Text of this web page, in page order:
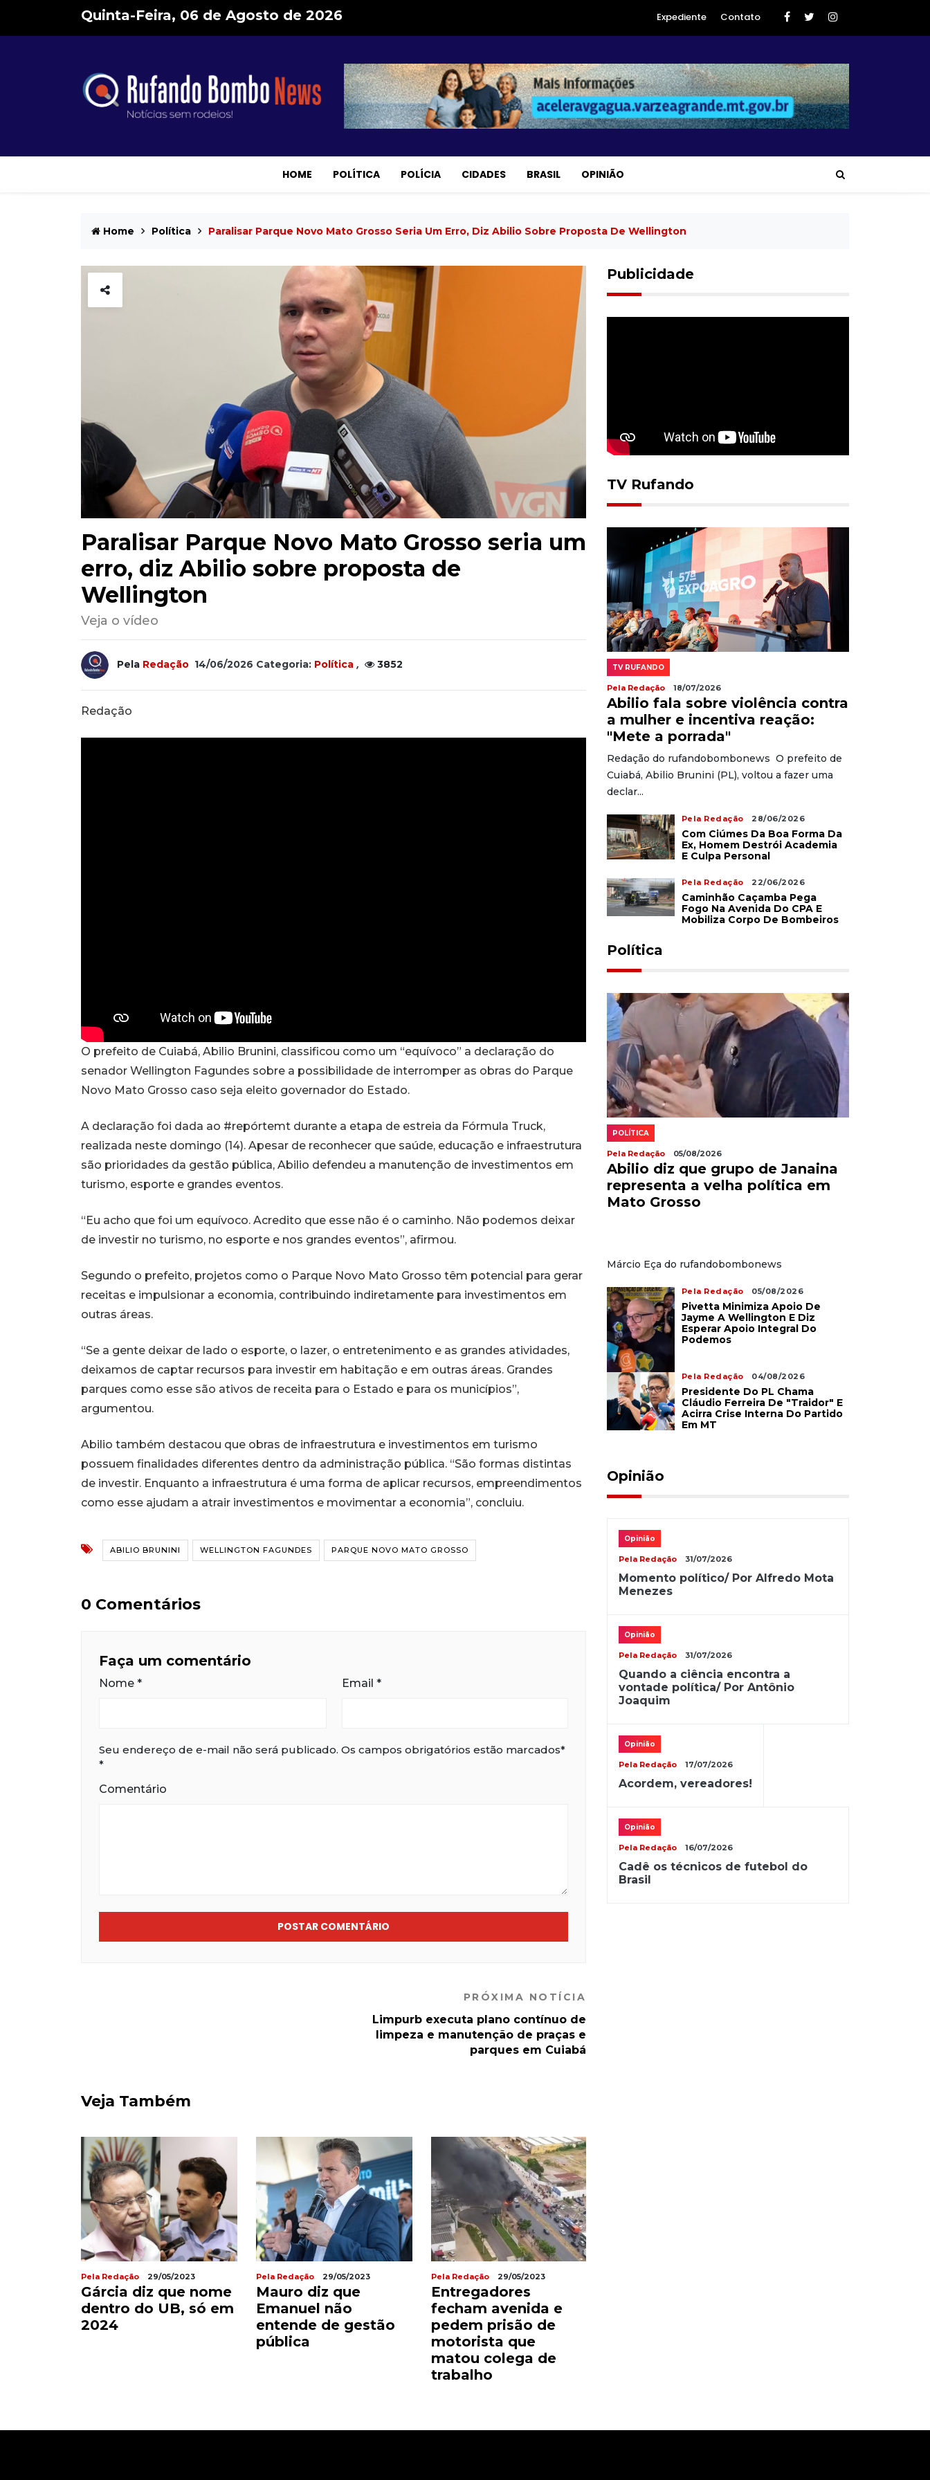
Quinta-Feira, 06 de Agosto de 2026 Expediente Contato
HOME POLÍTICA POLÍCIA CIDADES BRASIL OPINIÃO
Home Política Paralisar Parque Novo Mato Grosso Seria Um Erro, Diz Abilio Sobre Proposta De Wellington
Paralisar Parque Novo Mato Grosso seria um
erro, diz Abilio sobre proposta de
Wellington
Veja o vídeo
Pela Redação 14/06/2026 Categoria: Política , 3852
Redação
O prefeito de Cuiabá, Abilio Brunini, classificou como um “equívoco” a declaração do
senador Wellington Fagundes sobre a possibilidade de interromper as obras do Parque
Novo Mato Grosso caso seja eleito governador do Estado.
A declaração foi dada ao #repórtemt durante a etapa de estreia da Fórmula Truck,
realizada neste domingo (14). Apesar de reconhecer que saúde, educação e infraestrutura
são prioridades da gestão pública, Abilio defendeu a manutenção de investimentos em
turismo, esporte e grandes eventos.
“Eu acho que foi um equívoco. Acredito que esse não é o caminho. Não podemos deixar
de investir no turismo, no esporte e nos grandes eventos”, afirmou.
Segundo o prefeito, projetos como o Parque Novo Mato Grosso têm potencial para gerar
receitas e impulsionar a economia, contribuindo indiretamente para investimentos em
outras áreas.
“Se a gente deixar de lado o esporte, o lazer, o entretenimento e as grandes atividades,
deixamos de captar recursos para investir em habitação e em outras áreas. Grandes
parques como esse são ativos de receita para o Estado e para os municípios”,
argumentou.
Abilio também destacou que obras de infraestrutura e investimentos em turismo
possuem finalidades diferentes dentro da administração pública. “São formas distintas
de investir. Enquanto a infraestrutura é uma forma de aplicar recursos, empreendimentos
como esse ajudam a atrair investimentos e movimentar a economia”, concluiu.
ABILIO BRUNINI WELLINGTON FAGUNDES PARQUE NOVO MATO GROSSO
0 Comentários
Faça um comentário
Nome * Email *
Seu endereço de e-mail não será publicado. Os campos obrigatórios estão marcados*
*
Comentário
POSTAR COMENTÁRIO
PRÓXIMA NOTÍCIA
Limpurb executa plano contínuo de
limpeza e manutenção de praças e
parques em Cuiabá
Veja Também
Pela Redação 29/05/2023
Gárcia diz que nome
dentro do UB, só em
2024
Pela Redação 29/05/2023
Mauro diz que
Emanuel não
entende de gestão
pública
Pela Redação 29/05/2023
Entregadores
fecham avenida e
pedem prisão de
motorista que
matou colega de
trabalho
Publicidade
TV Rufando
TV RUFANDO
Pela Redação 18/07/2026
Abilio fala sobre violência contra
a mulher e incentiva reação:
"Mete a porrada"
Redação do rufandobombonews O prefeito de
Cuiabá, Abilio Brunini (PL), voltou a fazer uma
declar...
Pela Redação 28/06/2026
Com Ciúmes Da Boa Forma Da
Ex, Homem Destrói Academia
E Culpa Personal
Pela Redação 22/06/2026
Caminhão Caçamba Pega
Fogo Na Avenida Do CPA E
Mobiliza Corpo De Bombeiros
Política
POLÍTICA
Pela Redação 05/08/2026
Abilio diz que grupo de Janaina
representa a velha política em
Mato Grosso
Márcio Eça do rufandobombonews
Pela Redação 05/08/2026
Pivetta Minimiza Apoio De
Jayme A Wellington E Diz
Esperar Apoio Integral Do
Podemos
Pela Redação 04/08/2026
Presidente Do PL Chama
Cláudio Ferreira De "traidor" E
Acirra Crise Interna Do Partido
Em MT
Opinião
Opinião
Pela Redação 31/07/2026
Momento político/ Por Alfredo Mota
Menezes
Opinião
Pela Redação 31/07/2026
Quando a ciência encontra a
vontade política/ Por Antônio
Joaquim
Opinião
Pela Redação 17/07/2026
Acordem, vereadores!
Opinião
Pela Redação 16/07/2026
Cadê os técnicos de futebol do
Brasil